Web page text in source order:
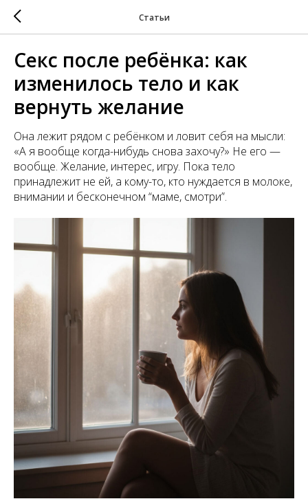
Статьи
Секс после ребёнка: как
изменилось тело и как
вернуть желание
Она лежит рядом с ребёнком и ловит себя на мысли:
«А я вообще когда-нибудь снова захочу?» Не его —
вообще. Желание, интерес, игру. Пока тело
принадлежит не ей, а кому-то, кто нуждается в молоке,
внимании и бесконечном “маме, смотри”.